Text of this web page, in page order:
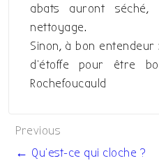
abats auront
nettoyage.
Sinon, à bon entendeur
d’étoffe pour être
Rochefoucauld
Navigation
de
Previous
← Qu’est-ce qui cloche ?